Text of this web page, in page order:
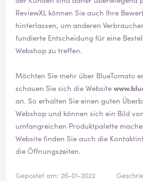
g
t
ReviewXL können Sie auch Ihre
hinterlassen, um anderen
fundierte Entscheidung für eine
Webshop zu treffen.
Möchten Sie mehr über BlueTomato
schauen Sie sich die Website
an. So erhalten Sie einen guten Überblick über den
Webshop und können sich ein Bild
umfangreichen Produktpalette machen. Auf
Website finden Sie auch die
die Öffnungszeiten.
Gepostet am: 26-01-2022